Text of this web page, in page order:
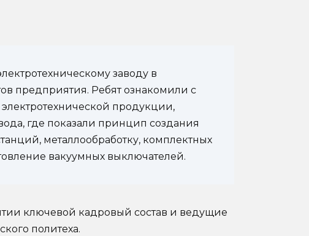
заводу в
предприятия. Ребят ознакомили с
продукции,
где показали принцип создания
металлообработку, комплектных
вакуумных выключателей.
ключевой кадровый состав и ведущие
политеха.